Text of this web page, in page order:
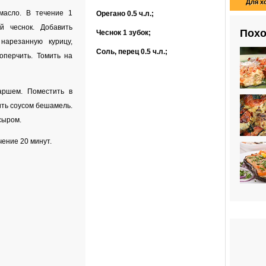
В течение 1
чеснок. Добавить
курицу,
Томить на
Поместить в
соусом бешамель.
20 минут.
Орегано 0.5 ч.л.;
Чеснок 1 зубок;
Соль, перец 0.5 ч.л.;
Для